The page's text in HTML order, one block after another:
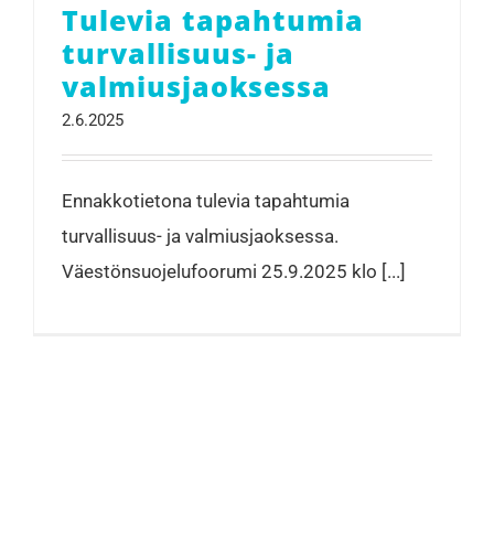
Tulevia tapahtumia
turvallisuus- ja
valmiusjaoksessa
2.6.2025
Ennakkotietona tulevia tapahtumia
turvallisuus- ja valmiusjaoksessa.
Väestönsuojelufoorumi 25.9.2025 klo [...]